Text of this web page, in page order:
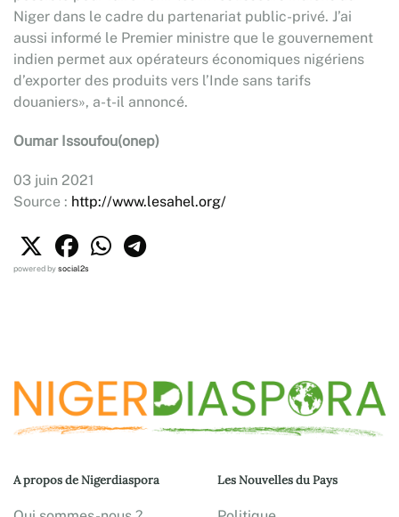
Niger dans le cadre du partenariat public-privé. J’ai
aussi informé le Premier ministre que le gouvernement
indien permet aux opérateurs économiques nigériens
d’exporter des produits vers l’Inde sans tarifs
douaniers», a-t-il annoncé.
Oumar Issoufou(onep)
03 juin 2021
Source : http://www.lesahel.org/
powered bysocial2s
A propos de Nigerdiaspora Les Nouvelles du Pays